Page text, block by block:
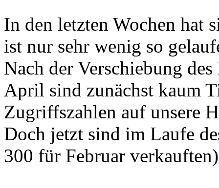
In den letzten Wochen hat
ist nur sehr wenig so
Nach der Verschiebung
April sind zunächst kaum
Zugriffszahlen auf unsere
Doch jetzt sind im Laufe
300 für Februar